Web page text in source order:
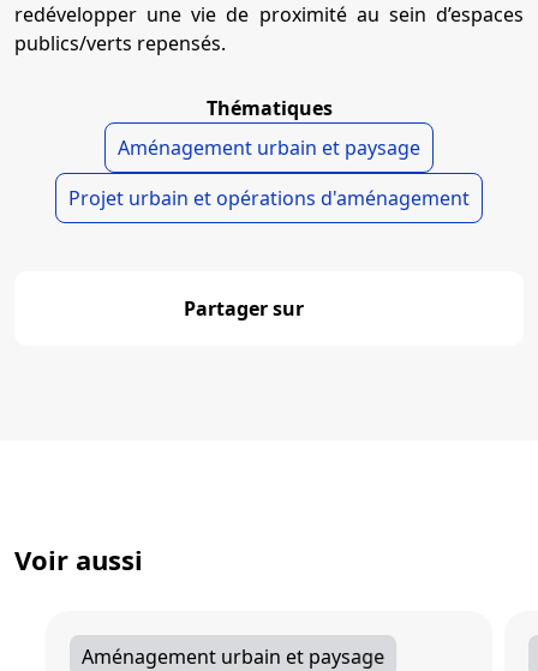
redévelopper une vie de proximité au sein d’espaces
publics/verts repensés.
Thématiques
Aménagement urbain et paysage
Projet urbain et opérations d'aménagement
Partager sur
Voir aussi
Aménagement urbain et paysage